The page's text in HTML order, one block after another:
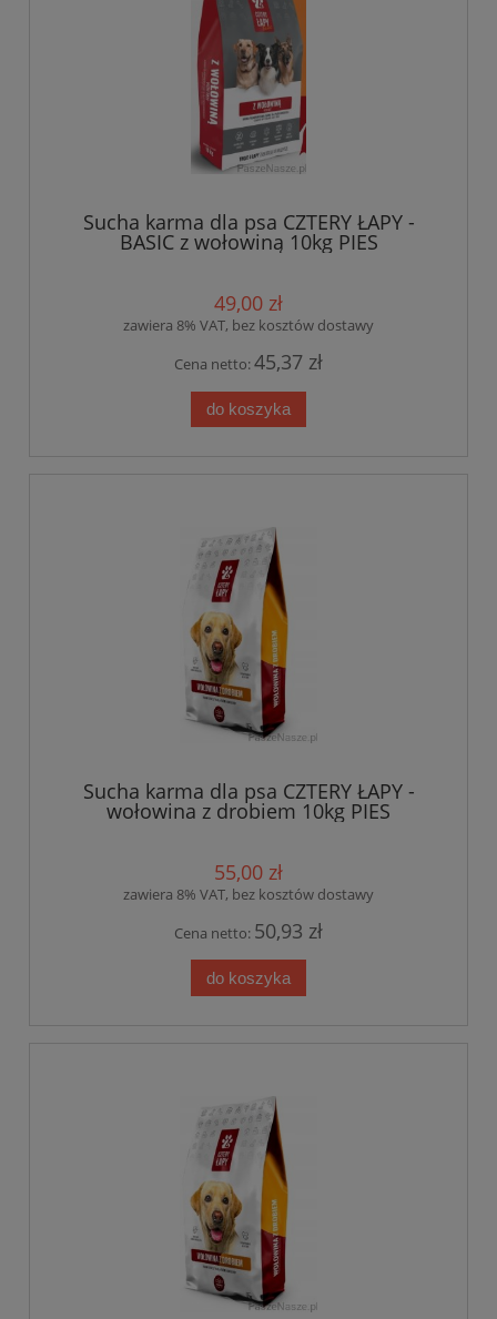
Sucha karma dla psa CZTERY ŁAPY -
BASIC z wołowiną 10kg PIES
49,00 zł
zawiera 8% VAT, bez kosztów dostawy
Cena netto:45,37 zł
do koszyka
Sucha karma dla psa CZTERY ŁAPY -
wołowina z drobiem 10kg PIES
55,00 zł
zawiera 8% VAT, bez kosztów dostawy
Cena netto: 50,93 zł
do koszyka